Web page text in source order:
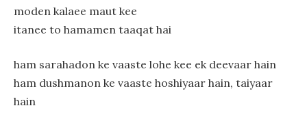
moden kalaee maut kee
itanee to hamamen taaqat hai
ham sarahadon ke vaaste lohe kee ek deevaar hain
ham dushmanon ke vaaste hoshiyaar hain, taiyaar
hain